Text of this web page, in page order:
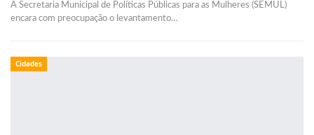
A Secretaria Municipal de Políticas Públicas para as Mulheres (SEMUL)
encara com preocupação o levantamento…
Cidades